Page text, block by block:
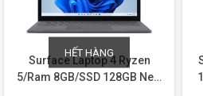
HẾT HÀNG
Surface Laptop 4 Ryzen
5/Ram 8GB/SSD 128GB New